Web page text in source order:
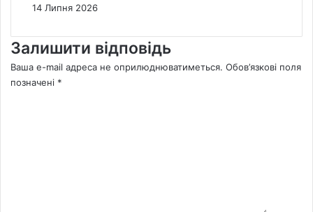
14 Липня 2026
Залишити відповідь
Ваша e-mail адреса не оприлюднюватиметься. Обов’язкові поля
позначені *